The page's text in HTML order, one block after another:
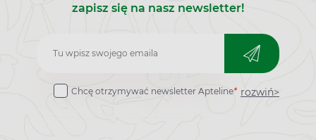
zapisz się na nasz newsletter!
Zapisz
Chcę otrzymywać newsletter Apteline* rozwiń>